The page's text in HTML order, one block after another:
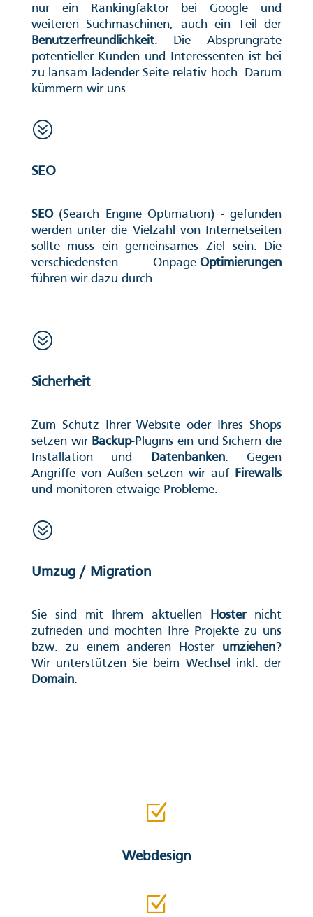
nur ein Rankingfaktor bei Google und
weiteren Suchmaschinen, auch ein Teil der
Benutzerfreundlichkeit. Die Absprungrate
potentieller Kunden und Interessenten ist bei
zu lansam ladender Seite relativ hoch. Darum
kümmern wir uns.
?
SEO
SEO(Search Engine Optimation) - gefunden
werden unter die Vielzahl von Internetseiten
sollte muss ein gemeinsames Ziel sein. Die
verschiedensten Onpage-Optimierungen
führen wir dazu durch.
?
Sicherheit
Zum Schutz Ihrer Website oder Ihres Shops
setzen wir Backup-Plugins ein und Sichern die
Installation und
Datenbanken. Gegen
Angriffe von Außen setzen wir auf
Firewalls
und monitoren etwaige Probleme.
?
Umzug / Migration
Sie sind mit Ihrem aktuellen Hosternicht
zufrieden und möchten Ihre Projekte zu uns
bzw. zu einem anderen Hoster umziehen?
Wir unterstützen Sie beim Wechsel inkl. der
Domain.
Z
Webdesign
Z